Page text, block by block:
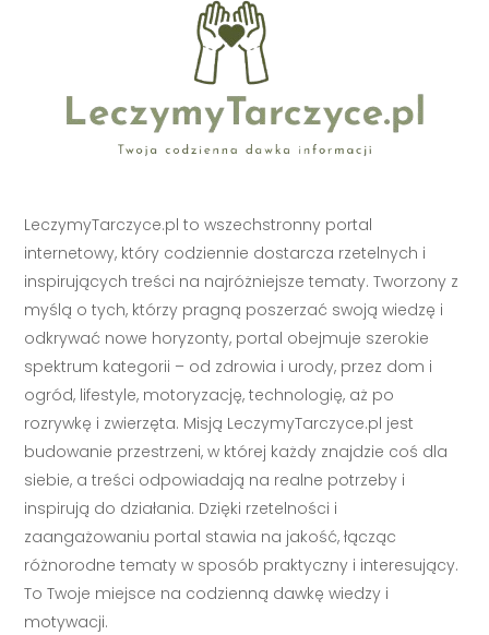
LeczymyTarczyce.pl to wszechstronny portal
internetowy, który codziennie dostarcza rzetelnych i
inspirujących treści na najróżniejsze tematy. Tworzony z
myślą o tych, którzy pragną poszerzać swoją wiedzę i
odkrywać nowe horyzonty, portal obejmuje szerokie
spektrum kategorii – od zdrowia i urody, przez dom i
ogród, lifestyle, motoryzację, technologię, aż po
rozrywkę i zwierzęta. Misją LeczymyTarczyce.pl jest
budowanie przestrzeni, w której każdy znajdzie coś dla
siebie, a treści odpowiadają na realne potrzeby i
inspirują do działania. Dzięki rzetelności i
zaangażowaniu portal stawia na jakość, łącząc
różnorodne tematy w sposób praktyczny i interesujący.
To Twoje miejsce na codzienną dawkę wiedzy i
motywacji.